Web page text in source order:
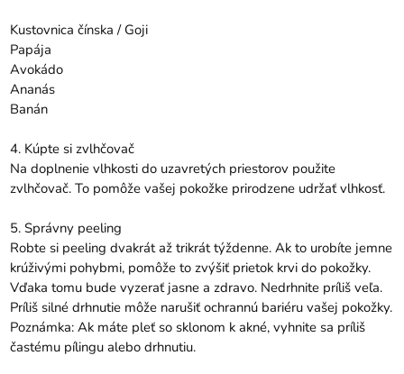
Kustovnica čínska / Goji
Papája
Avokádo
Ananás
Banán
4. Kúpte si zvlhčovač
Na doplnenie vlhkosti do uzavretých priestorov použite
zvlhčovač. To pomôže vašej pokožke prirodzene udržať vlhkosť.
5. Správny peeling
Robte si peeling dvakrát až trikrát týždenne. Ak to urobíte jemne
krúživými pohybmi, pomôže to zvýšiť prietok krvi do pokožky.
Vďaka tomu bude vyzerať jasne a zdravo. Nedrhnite príliš veľa.
Príliš silné drhnutie môže narušiť ochrannú bariéru vašej pokožky.
Poznámka: Ak máte pleť so sklonom k ​​akné, vyhnite sa príliš
častému pílingu alebo drhnutiu.